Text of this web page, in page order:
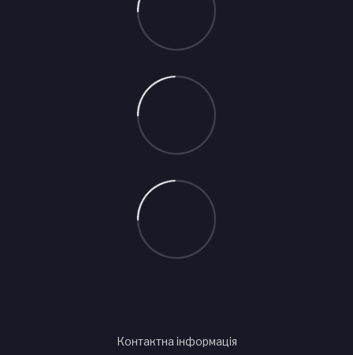
Контактна інформація